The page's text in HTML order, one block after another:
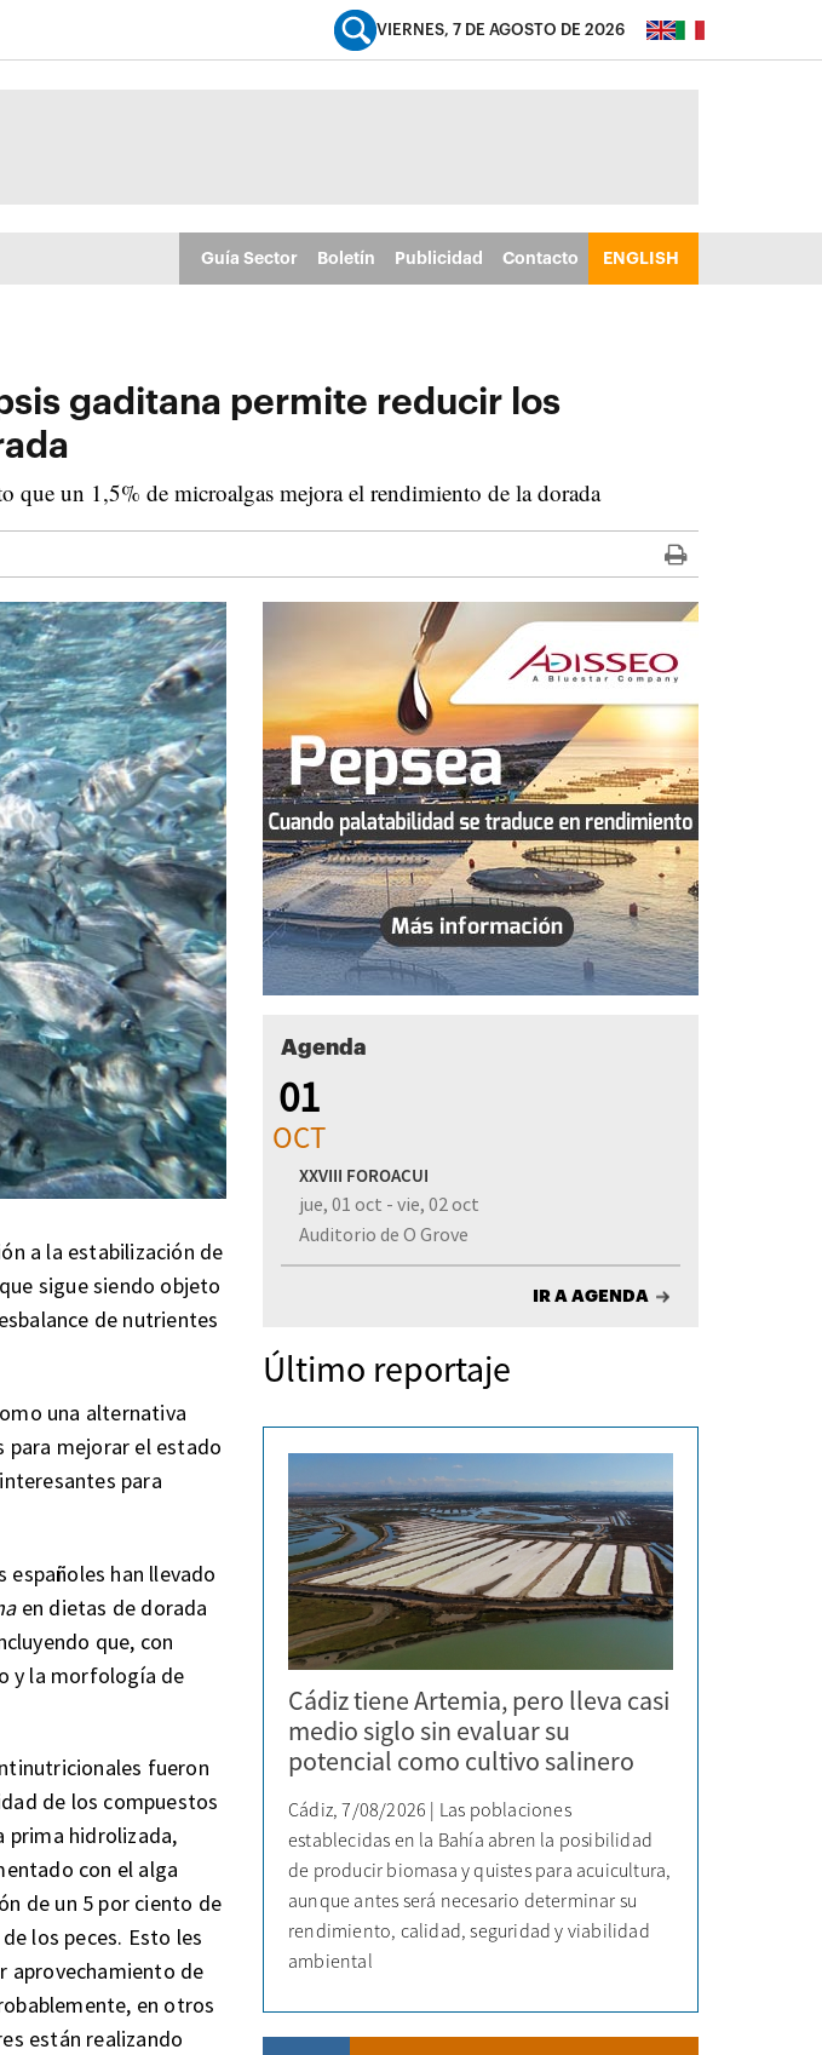
VIERNES, 7 DE AGOSTO DE 2026
Guía Sector Boletín Publicidad Contacto ENGLISH
gaditana permite reducir los
que un 1,5% de microalgas mejora el rendimiento de la dorada
a la estabilización de
sigue siendo objeto
de nutrientes
una alternativa
mejorar el estado
para
han llevado
en dietas de dorada
que, con
y la morfología de
fueron
de los compuestos
prima hidrolizada,
con el alga
de un 5 por ciento de
los peces. Esto les
aprovechamiento de
en otros
están realizando
Agenda
01
OCT
XXVIII FOROACUI
jue, 01 oct - vie, 02 oct
Auditorio de O Grove
IR A AGENDA
Último reportaje
Cádiz tiene Artemia, pero lleva casi
medio siglo sin evaluar su
potencial como cultivo salinero
Cádiz, 7/08/2026 | Las poblaciones
establecidas en la Bahía abren la posibilidad
de producir biomasa y quistes para acuicultura,
aunque antes será necesario determinar su
rendimiento, calidad, seguridad y viabilidad
ambiental